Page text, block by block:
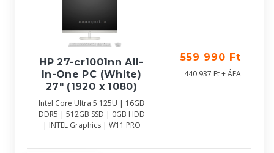
HP 27-cr1001nn All-
In-One PC (White)
27" (1920 x 1080)
Intel Core Ultra 5 125U | 16GB
DDR5 | 512GB SSD | 0GB HDD
| INTEL Graphics | W11 PRO
559 990 Ft
440 937 Ft + ÁFA